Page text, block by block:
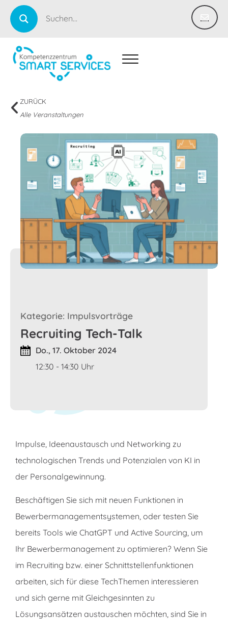
ZURÜCK
Alle Veranstaltungen
Kategorie: Impulsvorträge
Recruiting Tech-Talk
Do., 17. Oktober 2024
12:30 - 14:30 Uhr
Impulse, Ideenaustausch und Networking zu
technologischen Trends und Potenzialen von KI in
der Personalgewinnung.
Beschäftigen Sie sich mit neuen Funktionen in
Bewerbermanagementsystemen, oder testen Sie
bereits Tools wie ChatGPT und Active Sourcing, um
Ihr Bewerbermanagement zu optimieren? Wenn Sie
im Recruiting bzw. einer Schnittstellenfunktionen
arbeiten, sich für diese TechThemen interessieren
und sich gerne mit Gleichgesinnten zu
Lösungsansätzen austauschen möchten, sind Sie in